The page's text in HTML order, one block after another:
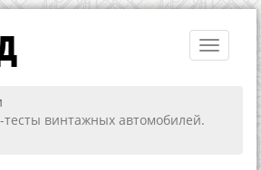
Toggle
винтажных автомобилей.